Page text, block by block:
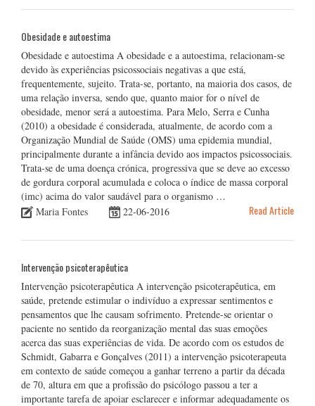
Obesidade e autoestima
Obesidade e autoestima A obesidade e a autoestima, relacionam-se
devido às experiências psicossociais negativas a que está,
frequentemente, sujeito. Trata-se, portanto, na maioria dos casos, de
uma relação inversa, sendo que, quanto maior for o nível de
obesidade, menor será a autoestima. Para Melo, Serra e Cunha
(2010) a obesidade é considerada, atualmente, de acordo com a
Organização Mundial de Saúde (OMS) uma epidemia mundial,
principalmente durante a infância devido aos impactos psicossociais.
Trata-se de uma doença crónica, progressiva que se deve ao excesso
de gordura corporal acumulada e coloca o índice de massa corporal
(imc) acima do valor saudável para o organismo …
Maria Fontes
22-06-2016 Read Article
Intervenção psicoterapêutica
Intervenção psicoterapêutica A intervenção psicoterapêutica, em
saúde, pretende estimular o indivíduo a expressar sentimentos e
pensamentos que lhe causam sofrimento. Pretende-se orientar o
paciente no sentido da reorganização mental das suas emoções
acerca das suas experiências de vida. De acordo com os estudos de
Schmidt, Gabarra e Gonçalves (2011) a intervenção psicoterapeuta
em contexto de saúde começou a ganhar terreno a partir da década
de 70, altura em que a profissão do psicólogo passou a ter a
importante tarefa de apoiar esclarecer e informar adequadamente os